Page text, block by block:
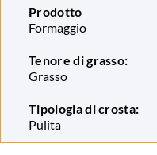
Prodotto
Formaggio
Tenore di grasso:
Grasso
Tipologia di crosta:
Pulita